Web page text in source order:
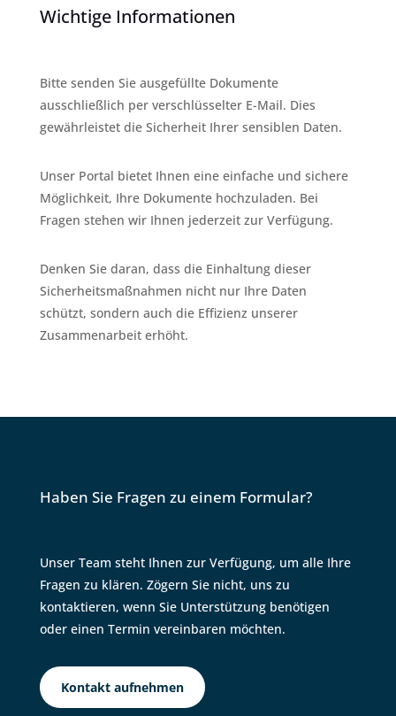
Wichtige Informationen
Bitte senden Sie ausgefüllte Dokumente
ausschließlich per verschlüsselter E-Mail. Dies
gewährleistet die Sicherheit Ihrer sensiblen Daten.
Unser Portal bietet Ihnen eine einfache und sichere
Möglichkeit, Ihre Dokumente hochzuladen. Bei
Fragen stehen wir Ihnen jederzeit zur Verfügung.
Denken Sie daran, dass die Einhaltung dieser
Sicherheitsmaßnahmen nicht nur Ihre Daten
schützt, sondern auch die Effizienz unserer
Zusammenarbeit erhöht.
Haben Sie Fragen zu einem Formular?
Unser Team steht Ihnen zur Verfügung, um alle Ihre
Fragen zu klären. Zögern Sie nicht, uns zu
kontaktieren, wenn Sie Unterstützung benötigen
oder einen Termin vereinbaren möchten.
Kontakt aufnehmen